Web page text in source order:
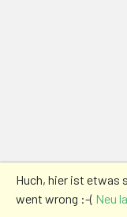
Huch, hier ist etwas
went wrong :-( Neu